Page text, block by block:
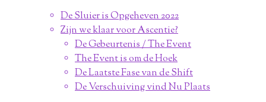
De Sluier is Opgeheven 2022
Zijn we klaar voor Ascentie?
De Gebeurtenis / The Event
The Event is om de Hoek
De Laatste Fase van de Shift
De Verschuiving vind Nu Plaats